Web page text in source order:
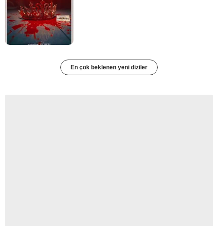
En çok beklenen yeni diziler